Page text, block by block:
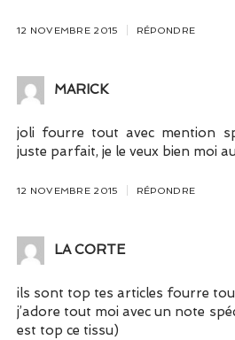
12 NOVEMBRE 2015 RÉPONDRE
MARICK
joli fourre tout avec mention
juste parfait, je le veux bien moi
12 NOVEMBRE 2015 RÉPONDRE
LA CORTE
ils sont top tes articles fourre
j’adore tout moi avec un note
est top ce tissu)